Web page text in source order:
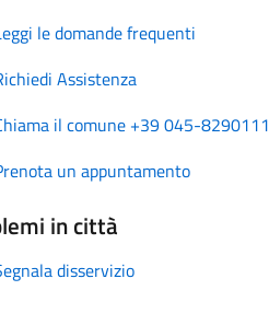
le domande frequenti
Assistenza
il comune +39 045-8290111
un appuntamento
in città
disservizio